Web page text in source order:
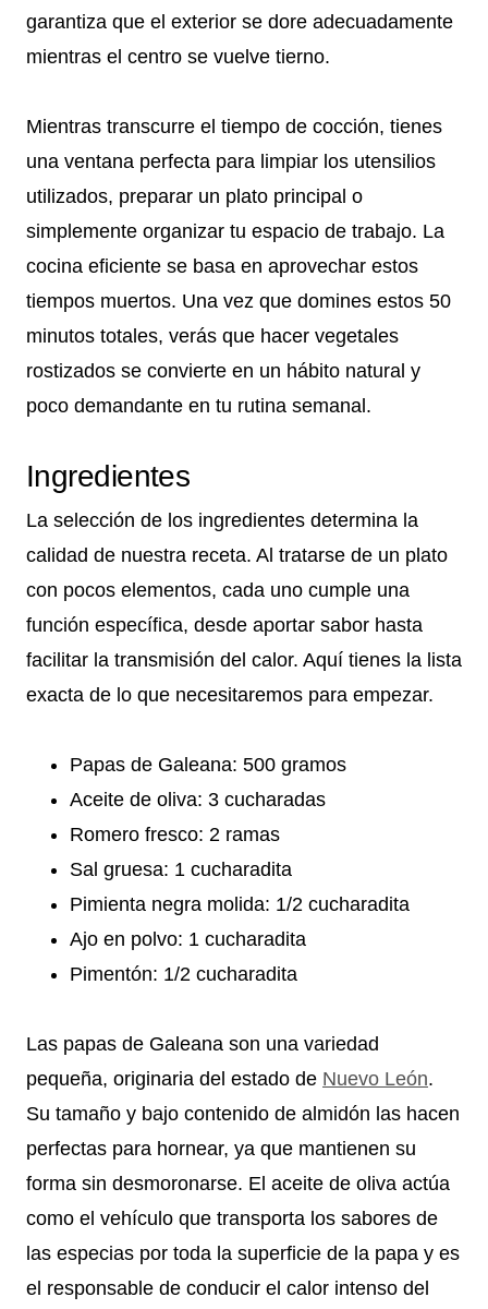
garantiza que el exterior se dore adecuadamente
mientras el centro se vuelve tierno.
Mientras transcurre el tiempo de cocción, tienes
una ventana perfecta para limpiar los utensilios
utilizados, preparar un plato principal o
simplemente organizar tu espacio de trabajo. La
cocina eficiente se basa en aprovechar estos
tiempos muertos. Una vez que domines estos 50
minutos totales, verás que hacer vegetales
rostizados se convierte en un hábito natural y
poco demandante en tu rutina semanal.
Ingredientes
La selección de los ingredientes determina la
calidad de nuestra receta. Al tratarse de un plato
con pocos elementos, cada uno cumple una
función específica, desde aportar sabor hasta
facilitar la transmisión del calor. Aquí tienes la lista
exacta de lo que necesitaremos para empezar.
Papas de Galeana: 500 gramos
Aceite de oliva: 3 cucharadas
Romero fresco: 2 ramas
Sal gruesa: 1 cucharadita
Pimienta negra molida: 1/2 cucharadita
Ajo en polvo: 1 cucharadita
Pimentón: 1/2 cucharadita
Las papas de Galeana son una variedad
pequeña, originaria del estado de Nuevo León.
Su tamaño y bajo contenido de almidón las hacen
perfectas para hornear, ya que mantienen su
forma sin desmoronarse. El aceite de oliva actúa
como el vehículo que transporta los sabores de
las especias por toda la superficie de la papa y es
el responsable de conducir el calor intenso del